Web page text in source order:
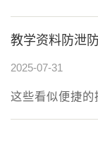
教学资料防泄
2025-07-31
这些看似便捷